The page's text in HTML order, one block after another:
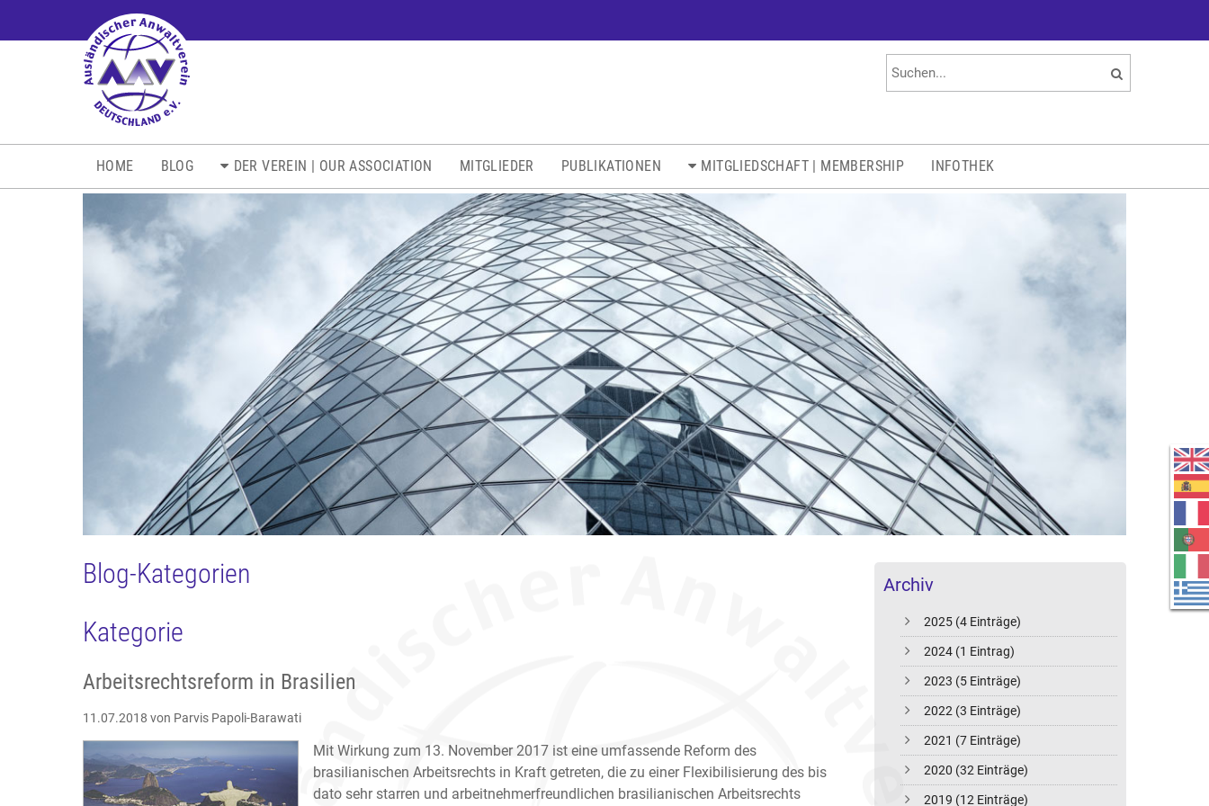
HOME BLOG DER VEREIN | OUR ASSOCIATION MITGLIEDER PUBLIKATIONEN MITGLIEDSCHAFT | MEMBERSHIP INFOTHEK
Archiv
2025 (4 Einträge)
2024 (1 Eintrag)
2023 (5 Einträge)
2022 (3 Einträge)
2021 (7 Einträge)
2020 (32 Einträge)
2019 (12 Einträge)
Blog-Kategorien
Kategorie
Arbeitsrechtsreform in Brasilien
11.07.2018 von Parvis Papoli-Barawati
Mit Wirkung zum 13. November 2017 ist eine umfassende Reform des
brasilianischen Arbeitsrechts in Kraft getreten, die zu einer Flexibilisierung des bis
dato sehr starren und arbeitnehmerfreundlichen brasilianischen Arbeitsrechts